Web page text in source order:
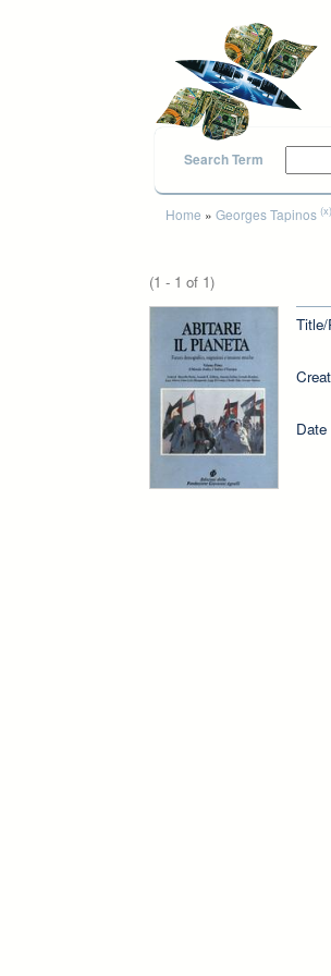
Search Term
You are here
Home » Georges Tapinos (x)
(1 - 1 of 1)
Title/
Date